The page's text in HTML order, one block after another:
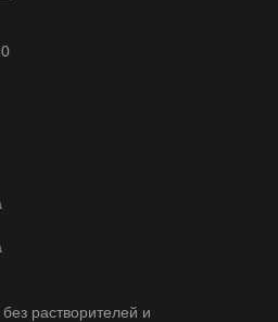
растворителей и